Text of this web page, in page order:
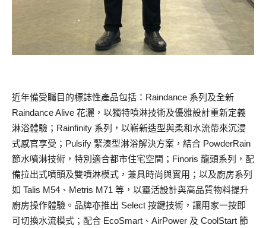
近年備受矚目的標誌性產品包括：Raindance 系列及全新
Raindance Alive 花灑，以獨特噴淋技術及優雅設計重新定義
淋浴體驗；Rainfinity 系列，以嶄新造型與柔和水流帶來沉浸
式感官享受；Pulsify 緊湊型淋浴解決方案，結合 PowderRain
節水噴淋技術，特別適合都市住宅空間；Finoris 龍頭系列，配
備拉出式噴頭及雙噴淋模式，兼具時尚與實用；以及廚房系列
如 Talis M54、Metris M71 等，以靈活設計與高品質物料提升
廚房操作體驗。品牌亦推出 Select 按鍵技術，讓用家一按即
可切換水流模式；配合 EcoSmart、AirPower 及 CoolStart 節